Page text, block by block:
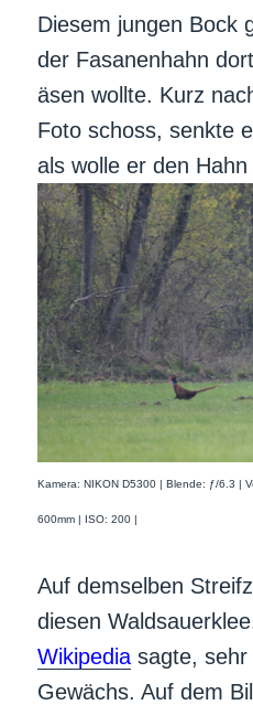
Diesem jungen Bock
der Fasanenhahn
äsen wollte. Kurz
Foto schoss, senkte
als wolle er den
Kamera: NIKON D5300 | Blende: ƒ/6.3 |
600mm | ISO: 200 |
Auf demselben
diesen
Wikipedia sagte, sehr
Gewächs. Auf dem